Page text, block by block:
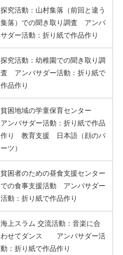
探究活動：山村集落（前回と違う
集落）での聞き取り調査 アンバ
サダー活動：折り紙で作品作り
探究活動：幼稚園での聞き取り調
査 アンバサダー活動：折り紙で
作品作り
貧困地域の学童保育センター
アンバサダー活動：折り紙で作品
作り 教育支援 日本語（顔のパ
ーツ）
貧困者のための昼食支援センター
での食事支援活動 アンバサダー
活動：折り紙で作品作り
海上スラム 交流活動：音楽に合
わせてダンス アンバサダー活
動：折り紙で作品作り